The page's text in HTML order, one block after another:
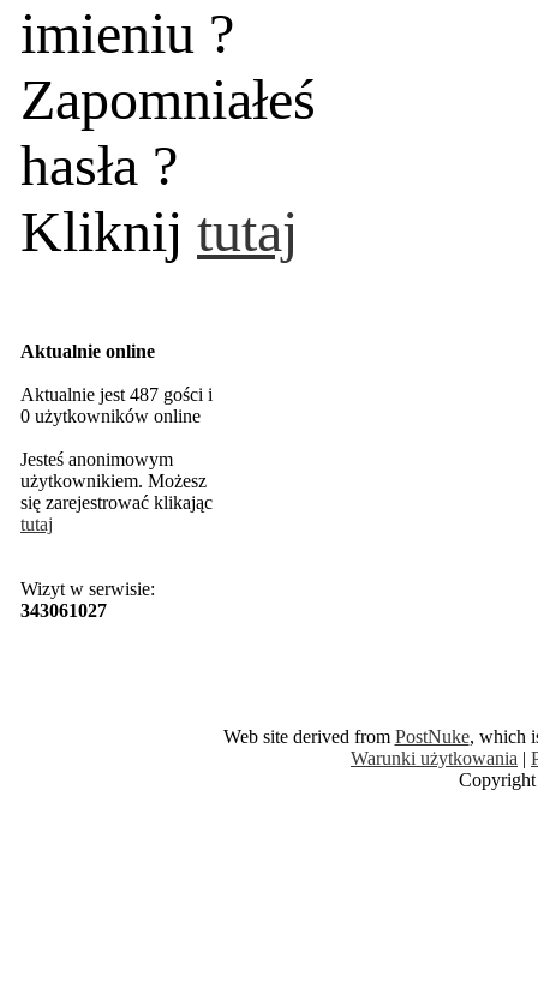
imieniu ?
Zapomniałeś
hasła ?
Kliknij tutaj
Aktualnie online
Aktualnie jest 487 gości i
0 użytkowników online
Jesteś anonimowym
użytkownikiem. Możesz
się zarejestrować klikając
tutaj
Wizyt w serwisie:
343061027
Web site derived from PostNuke, which
Warunki użytkowania |